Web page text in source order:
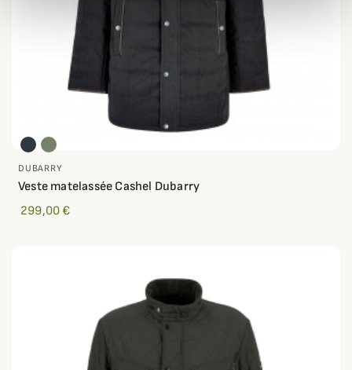
DUBARRY
Veste matelassée Cashel Dubarry
299,00 €